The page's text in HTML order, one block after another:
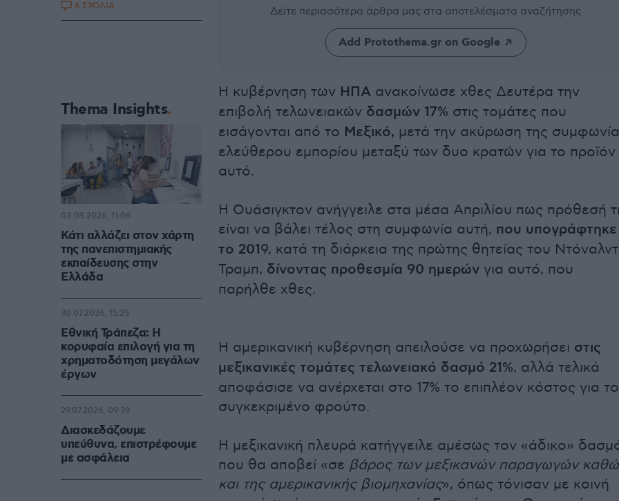
Δείτε περισσότερα άρθρα μας στα αποτελέσματα αναζήτησης
Add Protothema.gr on Google
Η κυβέρνηση των ΗΠΑ ανακοίνωσε χθες Δευτέρα την
επιβολή τελωνειακών δασμών 17% στις τομάτες που
εισάγονται από το Μεξικό, μετά την ακύρωση της
ελεύθερου εμπορίου μεταξύ των δυο κρατών για το προϊόν
αυτό.
Η Ουάσιγκτον ανήγγειλε στα μέσα Απριλίου πως πρόθεσή
είναι να βάλει τέλος στη συμφωνία αυτή, που υπογράφτηκε
το 2019, κατά τη διάρκεια της πρώτης θητείας του Ντόναλντ
Τραμπ, δίνοντας προθεσμία 90 ημερών για αυτό, που
παρήλθε χθες.
Η αμερικανική κυβέρνηση απειλούσε να προχωρήσει στις
μεξικανικές τομάτες τελωνειακό δασμό 21%, αλλά τελικά
αποφάσισε να ανέρχεται στο 17% το επιπλέον κόστος για το
συγκεκριμένο φρούτο.
Η μεξικανική πλευρά κατήγγειλε αμέσως τον «άδικο»
που θα αποβεί «σε βάρος των μεξικανών παραγωγών
και της αμερικανικής βιομηχανίας», όπως τόνισαν με κοινή
6 ΣΧΟΛΙΑ
Thema Insights
Κάτι αλλάζει στον χάρτη
της πανεπιστημιακής
εκπαίδευσης στην
Ελλάδα
03.08.2026, 11:06
Εθνική Τράπεζα: Η
κορυφαία επιλογή για τη
χρηματοδότηση μεγάλων
έργων
30.07.2026, 15:25
Διασκεδάζουμε
υπεύθυνα, επιστρέφουμε
με ασφάλεια
29.07.2026, 09:39